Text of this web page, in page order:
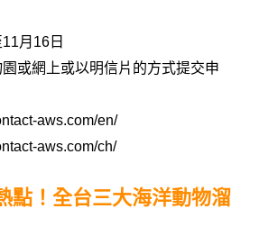
月16日
或網上或以明信片的方式提交申
aws.com/en/
aws.com/ch/
點！全台三大海洋動物溜